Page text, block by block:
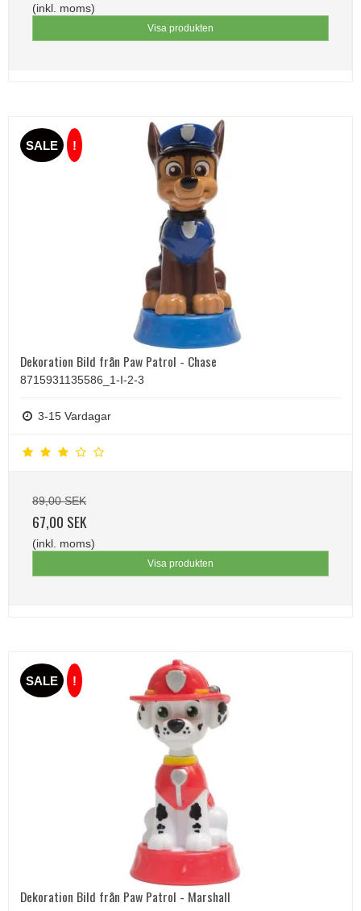
(inkl. moms)
Visa produkten
SALE !
Dekoration Bild från Paw Patrol - Chase
8715931135586_1-I-2-3
3-15 Vardagar
89,00 SEK
67,00 SEK
(inkl. moms)
Visa produkten
SALE !
Dekoration Bild från Paw Patrol - Marshall